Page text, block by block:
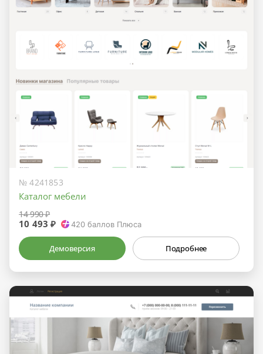
№ 4241853
Каталог мебели
14 990 ₽
10 493 ₽ 420баллов Плюса
Демоверсия Подробнее